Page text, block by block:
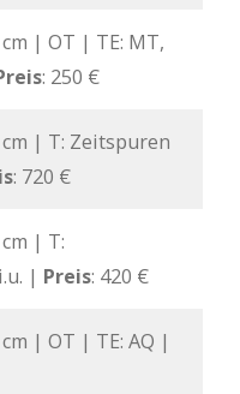
| OT | TE: MT,
: 250 €
| T: Zeitspuren
: 720 €
| T:
| Preis: 420 €
| OT | TE: AQ |